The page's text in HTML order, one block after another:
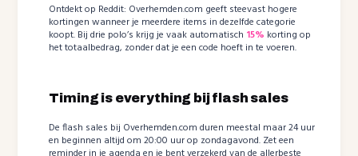
Ontdekt op Reddit: Overhemden.com geeft steevast hogere
kortingen wanneer je meerdere items in dezelfde categorie
koopt. Bij drie polo’s krijg je vaak automatisch 15% korting op
het totaalbedrag, zonder dat je een code hoeft in te voeren.
Timing is everything bij flash sales
De flash sales bij Overhemden.com duren meestal maar 24 uur
en beginnen altijd om 20:00 uur op zondagavond. Zet een